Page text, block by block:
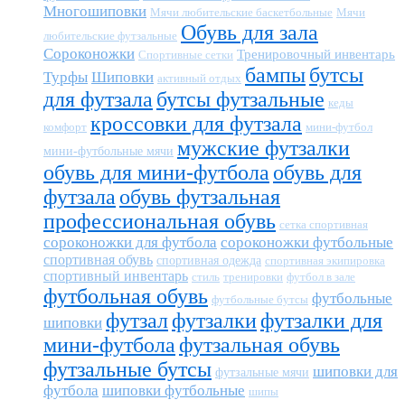
Многошиповки Мячи любительские баскетбольные Мячи
любительские футзальные Обувь для зала
Сороконожки Спортивные сетки Тренировочный инвентарь
Турфы Шиповки активный отдых бампыбутсы
для футзала бутсы футзальные кеды
комфорт кроссовки для футзала мини-футбол
мини-футбольные мячи мужские футзалки
обувь для мини-футбола обувь для
футзала обувь футзальная
профессиональная обувь сетка спортивная
сороконожки для футбола сороконожки футбольные
спортивная обувь спортивная одежда спортивная экипировка
спортивный инвентарь стиль тренировки футбол в зале
футбольная обувь футбольные бутсы футбольные
шиповки футзалфутзалкифутзалки для
мини-футбола футзальная обувь
футзальные бутсы футзальные мячи шиповки для
футбола шиповки футбольные шипы